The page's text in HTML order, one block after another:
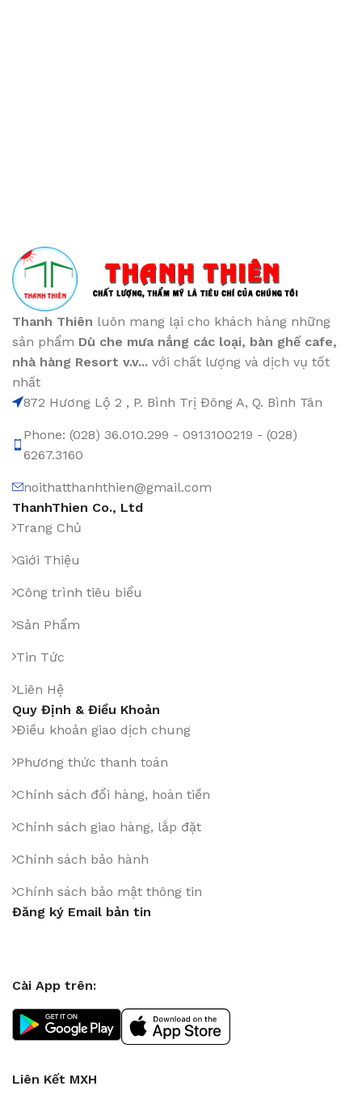
Thanh Thiên luôn mang lại cho khách hàng những
sản phẩm Dù che mưa nắng các loại, bàn ghế cafe,
nhà hàng Resort v.v... với chất lượng và dịch vụ tốt
nhất
872 Hương Lộ 2 , P. Bình Trị Đông A, Q. Bình Tân
Phone: (028) 36.010.299 - 0913100219 - (028)
6267.3160
noithatthanhthien@gmail.com
ThanhThien Co., Ltd
Trang Chủ
Giới Thiệu
Công trình tiêu biểu
Sản Phẩm
Tin Tức
Liên Hệ
Quy Định & Điều Khoản
Điều khoản giao dịch chung
Phương thức thanh toán
Chính sách đổi hàng, hoàn tiền
Chính sách giao hàng, lắp đặt
Chính sách bảo hành
Chính sách bảo mật thông tin
Đăng ký Email bản tin
Cài App trên:
Liên Kết MXH